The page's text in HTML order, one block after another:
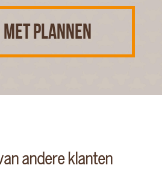
PLANNEN
andere klanten